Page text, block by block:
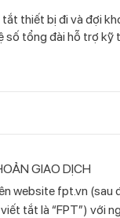
thiết bị đi và đợi
số tổng đài hỗ trợ
GIAO DỊCH
website fpt.vn
tắt là “FPT”) với